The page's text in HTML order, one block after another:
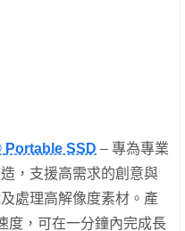
Portable SSD – 專為專業
，支援高需求的創意與
處理高解像度素材。產
度，可在一分鐘內完成長